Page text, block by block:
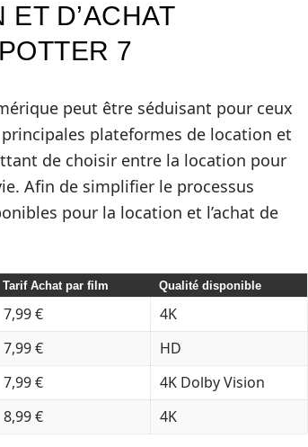
D’ACHAT
7
peut être séduisant pour ceux
plateformes de location et
de choisir entre la location pour
Afin de simplifier le processus
pour la location et l’achat de
Tarif Achat par film Qualité disponible
7,99 €
4K
7,99 €
HD
7,99 €
4K Dolby Vision
8,99 € 4K